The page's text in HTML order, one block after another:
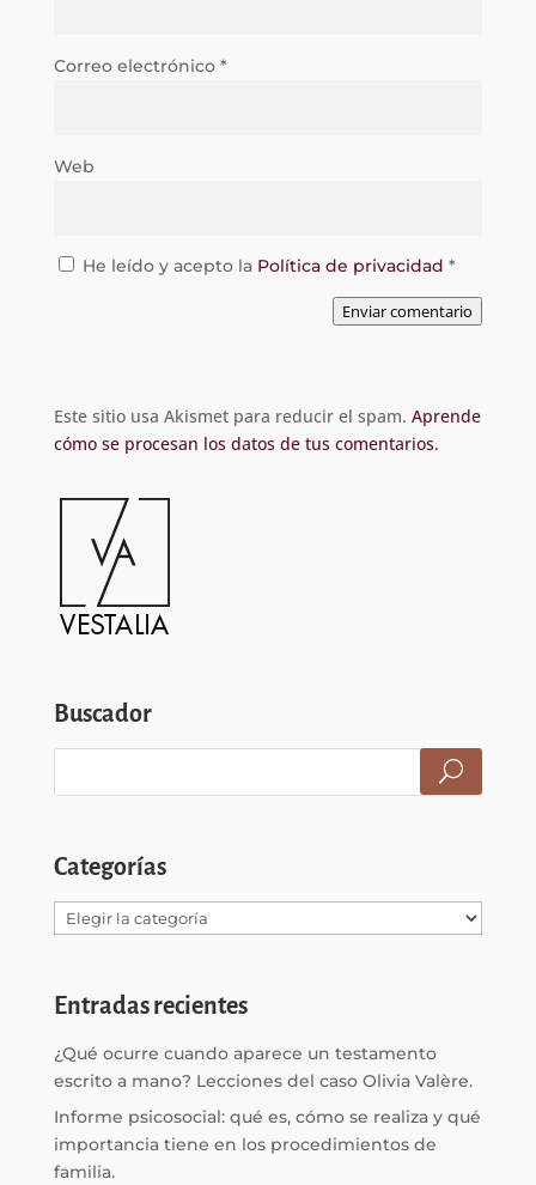
Correo electrónico *
Web
He leído y acepto la Política de privacidad *
Enviar comentario
Este sitio usa Akismet para reducir el spam. Aprende
cómo se procesan los datos de tus comentarios.
Buscador
Categorías
Categorías
Entradas recientes
¿Qué ocurre cuando aparece un testamento
escrito a mano? Lecciones del caso Olivia Valère.
Informe psicosocial: qué es, cómo se realiza y qué
importancia tiene en los procedimientos de
familia.